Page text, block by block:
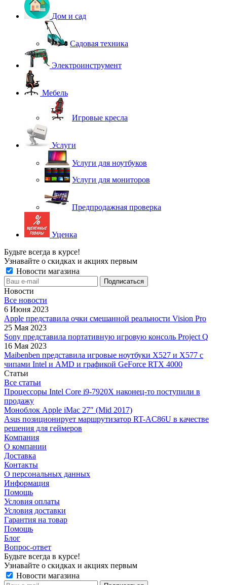
Дом и сад
Садовая техника
Электроинструмент
Мебель
Игровые кресла
Услуги
Услуги для ноутбуков
Услуги для мониторов
Предпродажная проверка
Уценка
Будьте всегда в курсе!
Узнавайте о скидках и акциях первым
Новости магазина
Новости
Все новости
6 Июня 2023
Apple представила очки смешанной реальности Vision Pro
25 Мая 2023
Sony представила портативную игровую консоль Project Q
16 Мая 2023
Maibenben представила игровые ноутбуки X527 и X577 с
чипами Intel и AMD и графикой GeForce RTX 4000
Статьи
Все статьи
Процессоры Intel Core i9-7920X наконец-то поступили в
продажу
Моноблок Apple iMac 27″ (Mid 2017)
Asus позиционирует маршрутизатор RT-AC86U в качестве
решения для геймеров
Компания
О компании
Доставка
Контакты
О персональных данных
Информация
Помощь
Условия оплаты
Условия доставки
Гарантия на товар
Помощь
Блог
Вопрос-ответ
Будьте всегда в курсе!
Узнавайте о скидках и акциях первым
Новости магазина